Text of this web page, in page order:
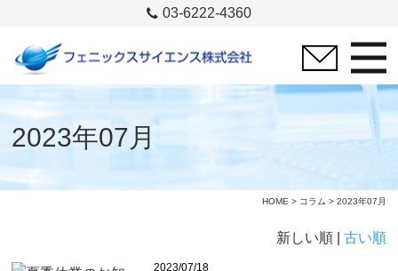
03-6222-4360
2023年07月
HOME > コラム > 2023年07月
新しい順 | 古い順
2023/07/18